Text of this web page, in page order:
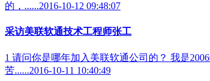
的，......2016-10-12 09:48:07
采访美联软通技术工程师张工
1 请问你是哪年加入美联软通公司的？ 我是
苦......2016-10-11 10:40:49